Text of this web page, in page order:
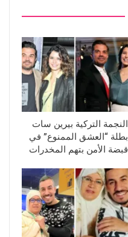
النجمة التركية بيرين سات
بطلة “العشق الممنوع” في
قبضة الأمن بتهم المخدرات